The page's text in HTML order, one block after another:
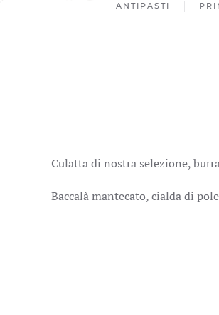
ANTIPASTI
Culatta di nostra selezione,
Baccalà mantecato, cialda di